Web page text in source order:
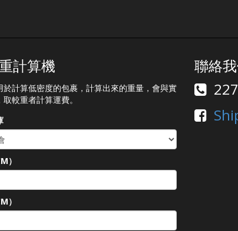
計算機
於計算低密度的包裹，計算出來的重量，會與實
較重者計算運費。
）
）
聯絡